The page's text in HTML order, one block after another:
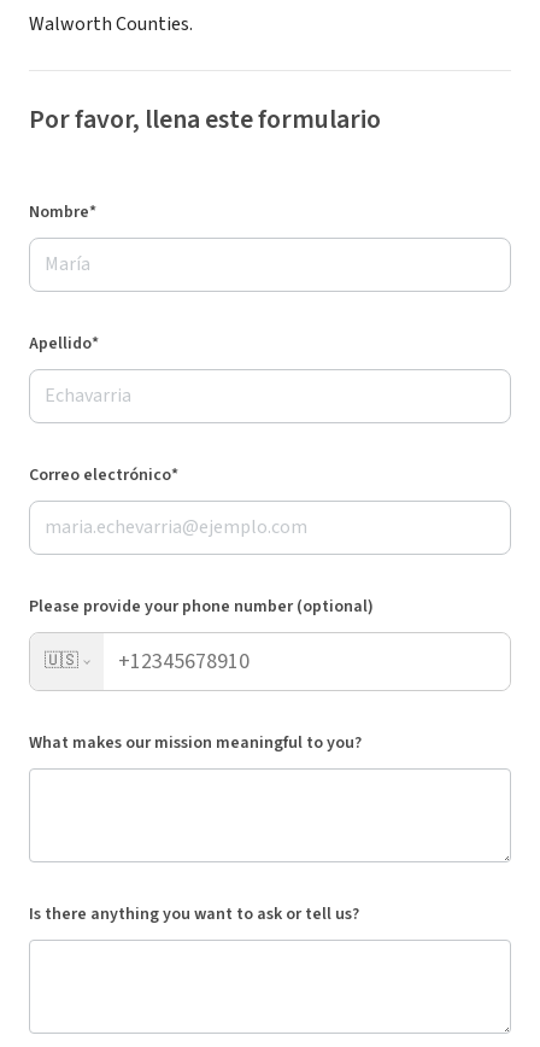
Walworth Counties.
Por favor, llena este formulario
Nombre*
Apellido*
Correo electrónico*
Please provide your phone number (optional)
🇺🇸
What makes our mission meaningful to you?
Is there anything you want to ask or tell us?